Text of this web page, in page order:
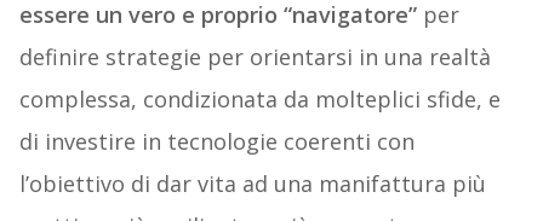
essere un vero e proprio “navigatore”per
definire strategie per orientarsi in una realtà
complessa, condizionata da molteplici sfide, e
di investire in tecnologie coerenti con
l’obiettivo di dar vita ad una manifattura più